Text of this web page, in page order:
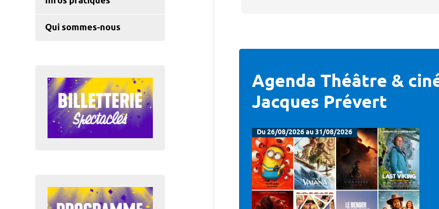
Agenda Théâtre &
Jacques Prévert
Du 26/08/2026 au 31/08/2026
Qui sommes-nous